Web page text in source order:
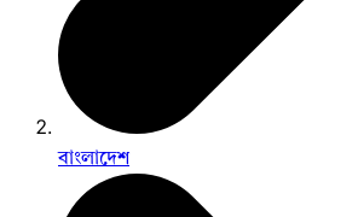
বাংলাদেশ